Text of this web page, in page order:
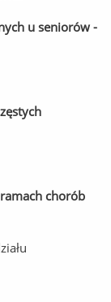
u seniorów -
chorób